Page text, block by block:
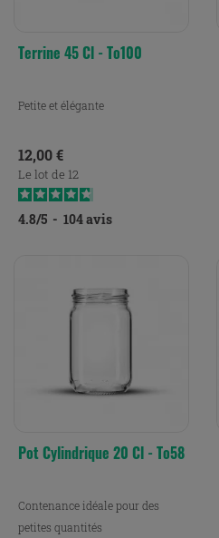
Terrine 45 Cl - To100
Petite et élégante
Prix
12,00 €
Le lot de 12
4.8/5 - 104avis
Pot Cylindrique 20 Cl - To58
Contenance idéale pour des
petites quantités